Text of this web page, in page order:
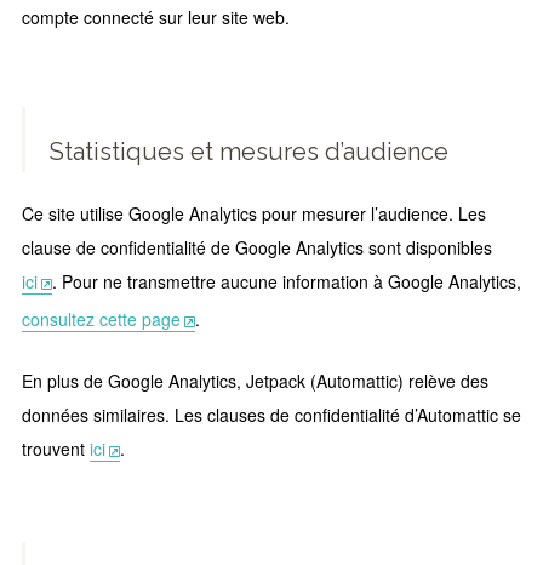
compte connecté sur leur site web.
Statistiques et mesures d’audience
Ce site utilise Google Analytics pour mesurer l’audience. Les
clause de confidentialité de Google Analytics sont disponibles
ici . Pour ne transmettre aucune information à Google Analytics,
consultez cette page .
En plus de Google Analytics, Jetpack (Automattic) relève des
données similaires. Les clauses de confidentialité d’Automattic se
trouvent ici .